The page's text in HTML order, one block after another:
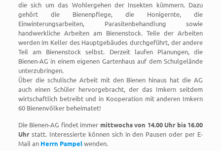
die sich um das Wohlergehen der Insekten kümmern. Dazu
gehört die Bienenpflege, die Honigernte, die
Einwinterungsarbeiten, Parasitenbehandlung sowie
handwerkliche Arbeiten am Bienenstock. Teile der Arbeiten
werden im Keller des Hauptgebäudes durchgeführt, der andere
Teil am Bienenstock selbst. Derzeit laufen Planungen, die
Bienen-AG in einem eigenen Gartenhaus auf dem Schulgelände
unterzubringen.
Über die schulische Arbeit mit den Bienen hinaus hat die AG
auch einen Schüler hervorgebracht, der das Imkern seitdem
wirtschaftlich betreibt und in Kooperation mit anderen Imkern
60 Bienenvölker beheimatet!
Die Bienen-AG findet immer mittwochs von 14.00 Uhr bis 16.00
Uhrstatt. Interessierte können sich in den Pausen oder per E-
Mail an Herrn Pampelwenden.